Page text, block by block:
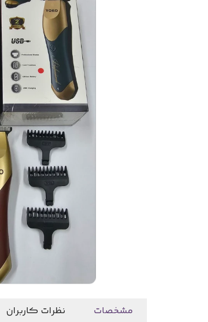
مشخصات نظرات کاربران